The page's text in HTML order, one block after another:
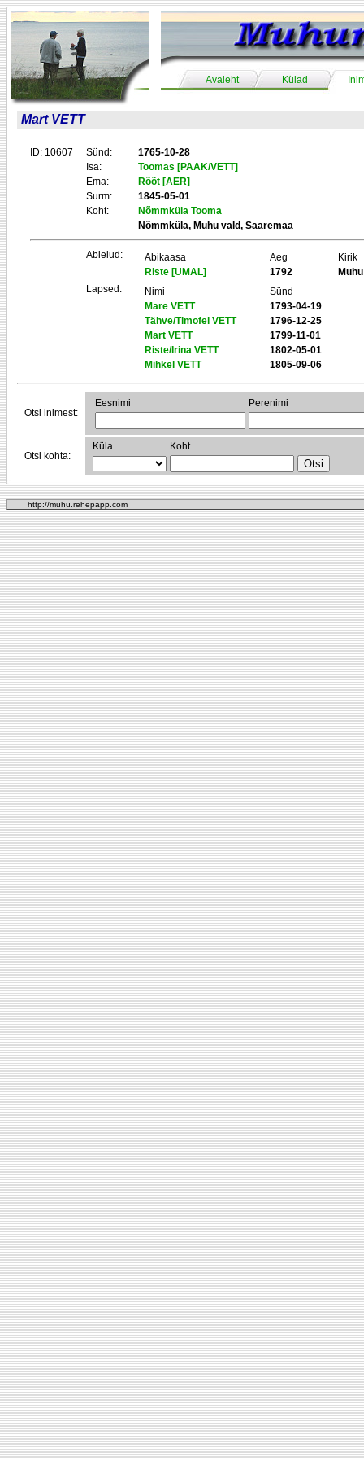
Avaleht Külad
Mart VETT
ID: 10607 Sünd:
1765-10-28
Isa:
Toomas [PAAK/VETT]
Ema:
Rõõt [AER]
Surm:
1845-05-01
Koht:
Nõmmküla Tooma
Nõmmküla, Muhu vald, Saaremaa
Abielud: Abikaasa Aeg
Kirik
Riste [UMAL]
1792
Muhu
Lapsed:
Nimi
Sünd
Mare VETT
1793-04-19
Tähve/Timofei VETT
1796-12-25
Mart VETT
1799-11-01
Riste/Irina VETT
1802-05-01
Mihkel VETT
1805-09-06
Otsi inimest:
Eesnimi Perenimi
Otsi kohta:
Küla Koht
http://muhu.rehepapp.com